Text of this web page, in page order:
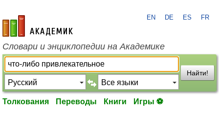
academic.ru
EN DE ES FR
Словари и энциклопедии на Академике
Найти!
Толкования Переводы Книги Игры ⚽